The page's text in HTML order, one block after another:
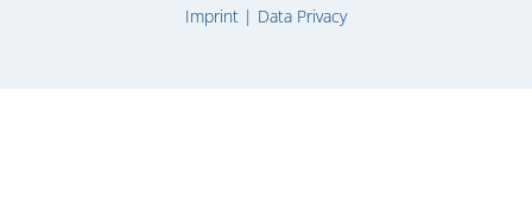
Imprint | Data Privacy